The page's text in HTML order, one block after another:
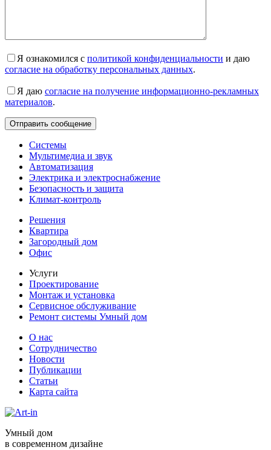
Я ознакомился с политикой конфиденциальности и даю
согласие на обработку персональных данных.
Я даю согласие на получение информационно-рекламных
материалов.
Системы
Мультимедиа и звук
Автоматизация
Электрика и электроснабжение
Безопасность и защита
Климат-контроль
Решения
Квартира
Загородный дом
Офис
Услуги
Проектирование
Монтаж и установка
Сервисное обслуживание
Ремонт системы Умный дом
О нас
Сотрудничество
Новости
Публикации
Статьи
Карта сайта
Умный дом
в современном дизайне